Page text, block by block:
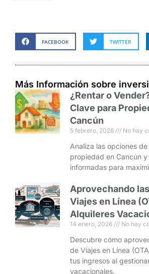
FACEBOOK TWITTER
Más Información sobre
¿Rentar o
Clave para
Cancún
5 febrero, 2026 No hay
Analiza las opciones
propiedad en Cancún
informadas para
Aprovechando
Viajes en Línea
Alquileres
14 enero, 2026 No hay
Descubre cómo
de Viajes en Línea
tus ingresos al
vacacionales.